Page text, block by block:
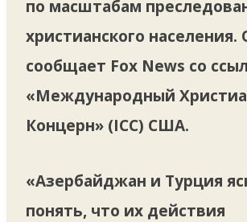
по масштабам
христианского населения.
сообщает Fox News со
«Международный
Концерн» (ICC) США.
«Азербайджан и Турция
понять, что их действия